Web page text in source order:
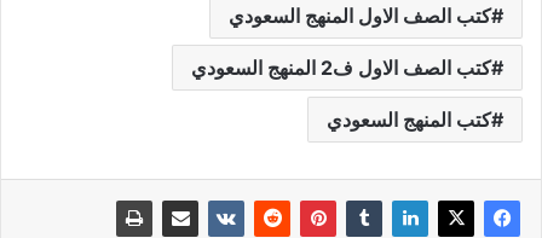
كتب الصف الاول المنهج السعودي
كتب الصف الاول ف2 المنهج السعودي
كتب المنهج السعودي